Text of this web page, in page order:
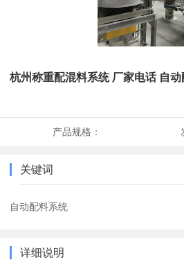
杭州称重配混料系统 厂家电话 自
产品规格：
关键词
自动配料系统
详细说明